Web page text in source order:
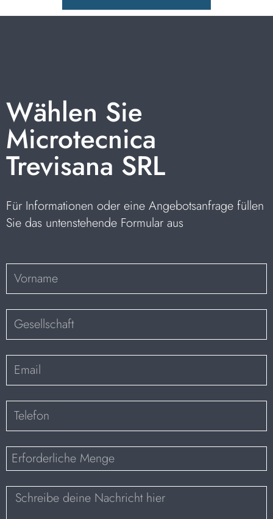
Wählen Sie
Microtecnica
Trevisana SRL
Für Informationen oder eine Angebotsanfrage füllen
Sie das untenstehende Formular aus